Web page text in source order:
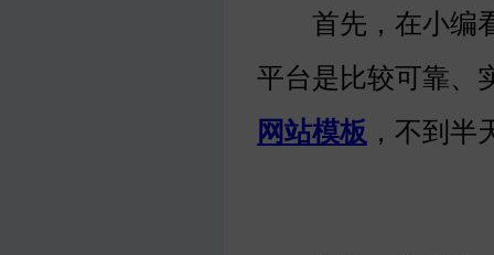
首先，在小编看
平台是比较可靠、
网站模板 ，不到